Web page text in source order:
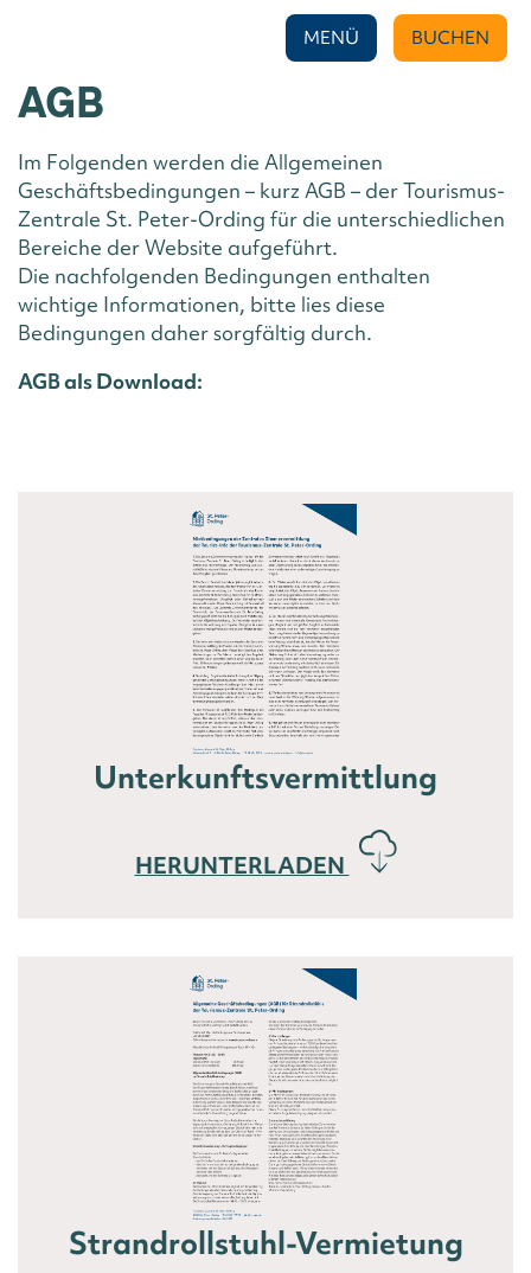
MENÜ BUCHEN
GESCHÄFTS-
BEDINGUNGEN
AGB
Im Folgenden werden die Allgemeinen
Geschäftsbedingungen – kurz AGB – der Tourismus-
Zentrale St. Peter-Ording für die unterschiedlichen
Bereiche der Website aufgeführt.
Die nachfolgenden Bedingungen enthalten
wichtige Informationen, bitte lies diese
Bedingungen daher sorgfältig durch.
AGB als Download:
Unterkunftsvermittlung
HERUNTERLADEN
Strandrollstuhl-Vermietung